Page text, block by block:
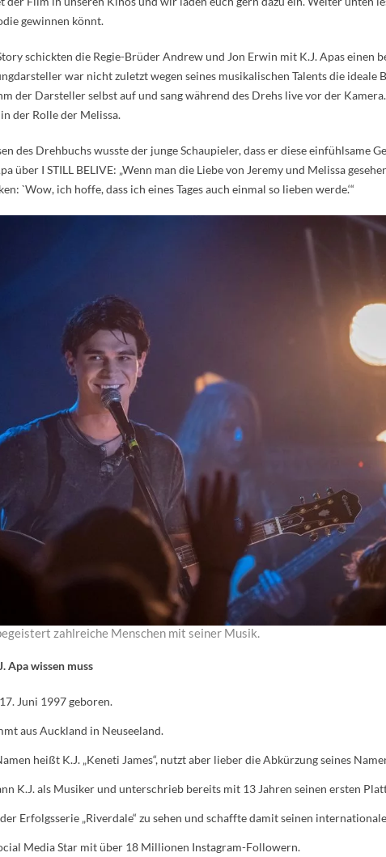
gewinnen könnt.
schickten die Regie-Brüder Andrew und Jon Erwin mit K.J. Apas einen
war nicht zuletzt wegen seines musikalischen Talents die ideale
der Darsteller selbst auf und sang während des Drehs live vor der
der Rolle der Melissa.
des Drehbuchs wusste der junge Schaupieler, dass er diese einfühlsame
über I STILL BELIVE: „Wenn man die Liebe von Jeremy und Melissa
`Wow, ich hoffe, dass ich eines Tages auch einmal so lieben werde.‘“
zahlreiche Menschen mit seiner Musik.
Apa wissen muss
Juni 1997 geboren.
aus Auckland in Neuseeland.
heißt K.J. „Keneti James“, nutzt aber lieber die Abkürzung seines
K.J. als Musiker und unterschrieb bereits mit 13 Jahren seinen ersten
Erfolgsserie „Riverdale“ zu sehen und schaffte damit seinen
Media Star mit über 18 Millionen Instagram-Followern.